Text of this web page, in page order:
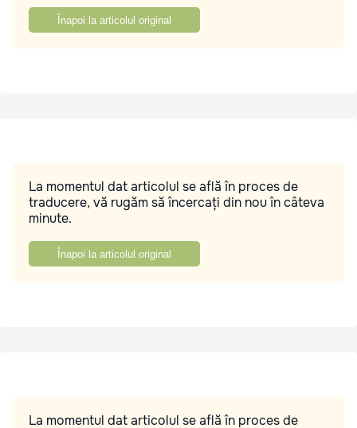
Înapoi la articolul original
La momentul dat articolul se află în proces de
traducere, vă rugăm să încercați din nou în câteva
minute.
Înapoi la articolul original
La momentul dat articolul se află în proces de